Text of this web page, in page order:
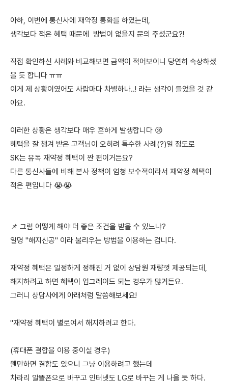
아하, 이번에 통신사에 재약정 통화를 하였는데,
생각보다 적은 혜택 때문에 방법이 없을지 문의 주셨군요?!
직접 확인하신 사례와 비교해보면 금액이 적어보이니 당연히 속상하셨
을 듯 합니다 ㅠㅠ
이게 제 상황이였어도 사람마다 차별하나..! 라는 생각이 들었을 것 같
아요.
이러한 상황은 생각보다 매우 흔하게 발생합니다 😢
혜택을 잘 챙겨 받은 고객님이 오히려 특수한 사례(?)일 정도로
SK는 유독 재약정 혜택이 짠 편이거든요?
다른 통신사들에 비해 본사 정책이 엄청 보수적이라서 재약정 혜택이
적은 편입니다 😭😭
📌 그럼 어떻게 해야 더 좋은 조건을 받을 수 있느냐?
일명 "해지신공" 이라 불리우는 방법을 이용하는 겁니다.
재약정 혜택은 일정하게 정해진 거 없이 상담원 재량껏 제공되는데,
해지하려고 하면 혜택이 업그레이드 되는 경우가 많거든요.
그러니 상담사에게 아래처럼 말씀해보세요!
"재약정 혜택이 별로여서 해지하려고 한다.
(휴대폰 결합을 이용 중이실 경우)
웬만하면 결합도 있으니 그냥 이용하려고 했는데
차라리 알뜰폰으로 바꾸고 인터넷도 LG로 바꾸는 게 나을 듯 하다.